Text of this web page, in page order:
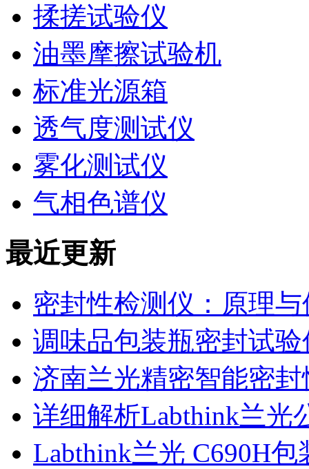
揉搓试验仪
油墨摩擦试验机
标准光源箱
透气度测试仪
雾化测试仪
气相色谱仪
最近更新
密封性检测仪：原理
调味品包装瓶密封试
济南兰光精密智能密
详细解析Labthink兰光
Labthink兰光 C690H